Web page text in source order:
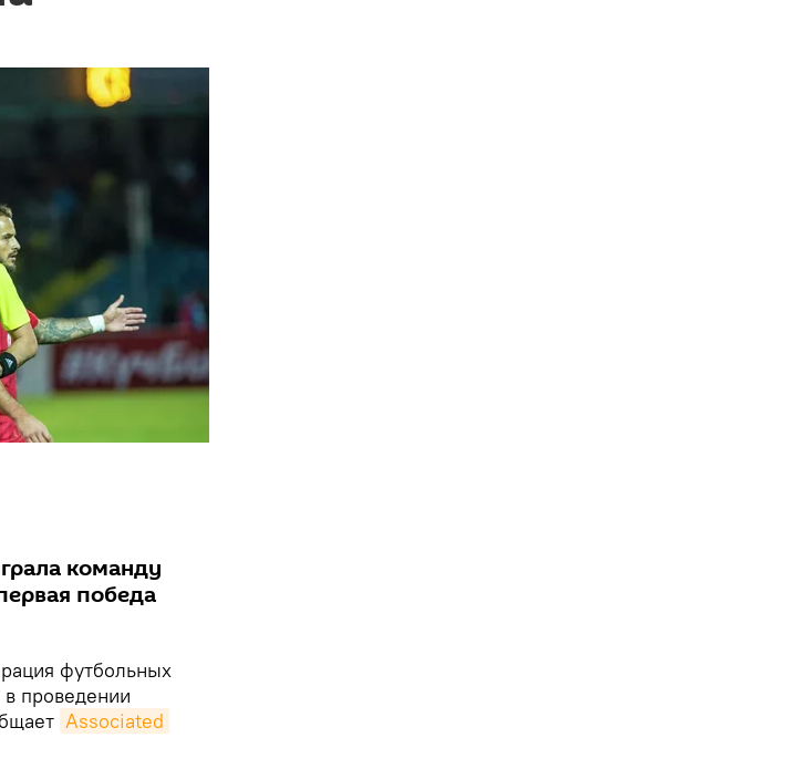
команду
победа
футбольных
проведении
Associated